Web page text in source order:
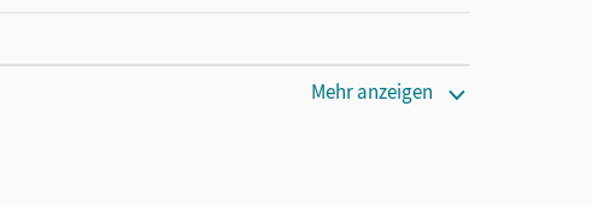
Mehr anzeigen